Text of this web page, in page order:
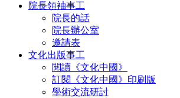
院長領袖事工
院長的話
院長辦公室
邀請表
文化出版事工
閱讀《文化中國》
訂閱《文化中國》印刷版
學術交流研討